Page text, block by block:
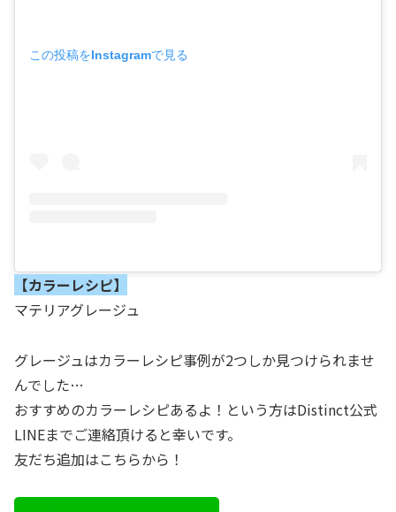
この投稿をInstagramで見る
【カラーレシピ】
マテリアグレージュ
グレージュはカラーレシピ事例が2つしか見つけられませ
んでした…
おすすめのカラーレシピあるよ！という方はDistinct公式
LINEまでご連絡頂けると幸いです。
友だち追加はこちらから！